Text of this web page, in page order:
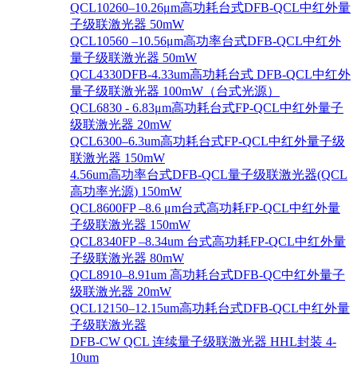
QCL10260–10.26μm高功耗台式DFB-QCL中红外量
子级联激光器 50mW
QCL10560 –10.56μm高功率台式DFB-QCL中红外
量子级联激光器 50mW
QCL4330DFB-4.33um高功耗台式 DFB-QCL中红外
量子级联激光器 100mW（台式光源）
QCL6830 - 6.83μm高功耗台式FP-QCL中红外量子
级联激光器 20mW
QCL6300–6.3um高功耗台式FP-QCL中红外量子级
联激光器 150mW
4.56um高功率台式DFB-QCL量子级联激光器(QCL
高功率光源) 150mW
QCL8600FP –8.6 μm台式高功耗FP-QCL中红外量
子级联激光器 150mW
QCL8340FP –8.34um 台式高功耗FP-QCL中红外量
子级联激光器 80mW
QCL8910–8.91um 高功耗台式DFB-QC中红外量子
级联激光器 20mW
QCL12150–12.15um高功耗台式DFB-QCL中红外量
子级联激光器
DFB-CW QCL 连续量子级联激光器 HHL封装 4-
10um